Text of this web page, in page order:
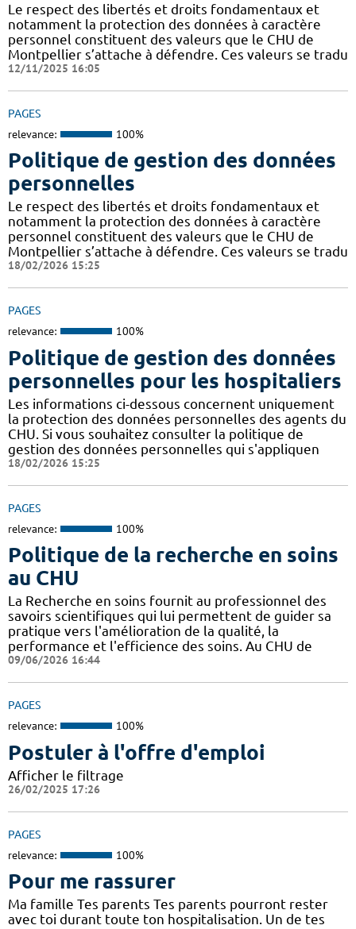
Le respect des libertés et droits fondamentaux et
notamment la protection des données à caractère
personnel constituent des valeurs que le CHU de
Montpellier s’attache à défendre. Ces valeurs se tradu
12/11/2025 16:05
PAGES
relevance: 100%
Politique de gestion des données
personnelles
Le respect des libertés et droits fondamentaux et
notamment la protection des données à caractère
personnel constituent des valeurs que le CHU de
Montpellier s’attache à défendre. Ces valeurs se tradu
18/02/2026 15:25
PAGES
relevance: 100%
Politique de gestion des données
personnelles pour les hospitaliers
Les informations ci-dessous concernent uniquement
la protection des données personnelles des agents du
CHU. Si vous souhaitez consulter la politique de
gestion des données personnelles qui s'appliquen
18/02/2026 15:25
PAGES
relevance: 100%
Politique de la recherche en soins
au CHU
La Recherche en soins fournit au professionnel des
savoirs scientifiques qui lui permettent de guider sa
pratique vers l'amélioration de la qualité, la
performance et l'efficience des soins. Au CHU de
09/06/2026 16:44
PAGES
relevance: 100%
Postuler à l'offre d'emploi
Afficher le filtrage
26/02/2025 17:26
PAGES
relevance: 100%
Pour me rassurer
Ma famille Tes parents Tes parents pourront rester
avec toi durant toute ton hospitalisation. Un de tes